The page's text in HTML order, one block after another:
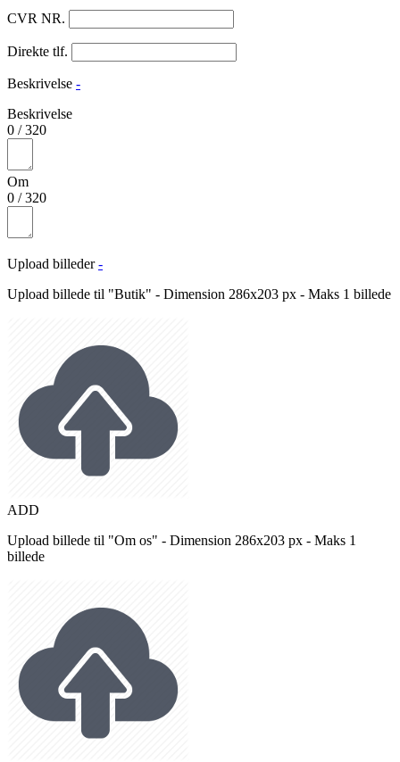
CVR NR.
Direkte tlf.
Beskrivelse -
Beskrivelse
0 /320
Om
0 /320
Upload billeder -
Upload billede til "Butik" - Dimension 286x203 px - Maks 1 billede
ADD
Upload billede til "Om os" - Dimension 286x203 px - Maks 1
billede